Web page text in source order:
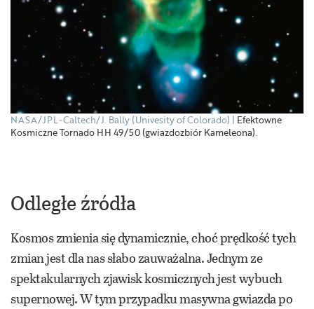
NASA/JPL-Caltech/J. Bally (Univesity of Colorado) Efektowne
Kosmiczne Tornado HH 49/50 (gwiazdozbiór Kameleona).
Odległe źródła
Kosmos zmienia się dynamicznie, choć prędkość tych
zmian jest dla nas słabo zauważalna. Jednym ze
spektakularnych zjawisk kosmicznych jest wybuch
supernowej. W tym przypadku masywna gwiazda po